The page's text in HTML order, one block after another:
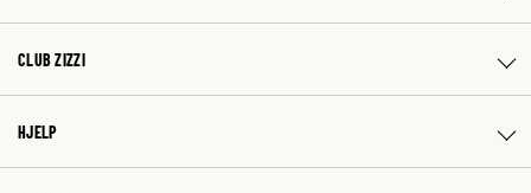
CLUB ZIZZI
HJELP